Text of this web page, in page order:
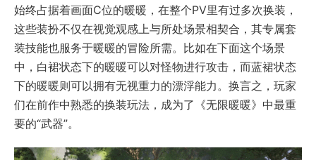
始终占据着画面C位的暖暖，在整个PV里有过多次换装，
这些装扮不仅在视觉观感上与所处场景相契合，其专属套
装技能也服务于暖暖的冒险所需。比如在下面这个场景
中，白裙状态下的暖暖可以对怪物进行攻击，而蓝裙状态
下的暖暖则可以拥有无视重力的漂浮能力。换言之，玩家
们在前作中熟悉的换装玩法，成为了《无限暖暖》中最重
要的“武器”。